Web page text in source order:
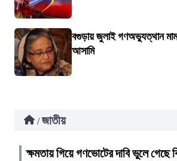
বগুড়ায় জুলাই গণঅভ্যুত্থান
আসামি
/ জাতীয়
ক্ষমতায় গিয়ে গণভোটের দাবি ভুলে গেছে